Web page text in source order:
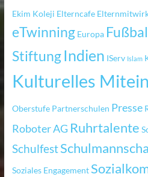
Ekim Koleji Elterncafe
eTwinning Europa
StiftungIndien IServ Islam
Kulturelles
Oberstufe Partnerschulen Presse
Roboter AG Ruhrtalente
Schulfest
Soziales Engagement